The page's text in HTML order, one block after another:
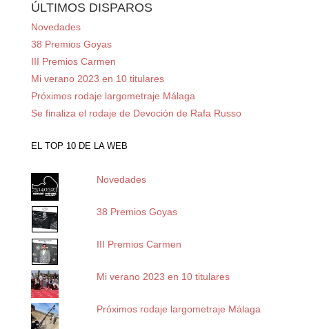
ÚLTIMOS DISPAROS
Novedades
38 Premios Goyas
III Premios Carmen
Mi verano 2023 en 10 titulares
Próximos rodaje largometraje Málaga
Se finaliza el rodaje de Devoción de Rafa Russo
EL TOP 10 DE LA WEB
Novedades
38 Premios Goyas
III Premios Carmen
Mi verano 2023 en 10 titulares
Próximos rodaje largometraje Málaga